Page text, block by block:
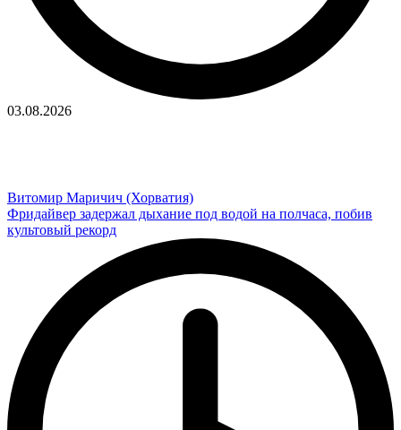
03.08.2026
Витомир Маричич (Хорватия)
Фридайвер задержал дыхание под водой на полчаса, побив
культовый рекорд